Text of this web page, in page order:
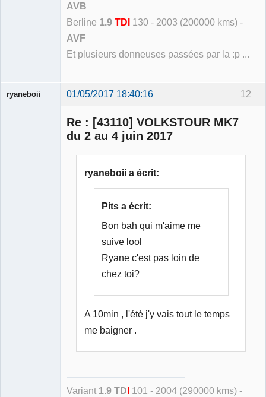
AVB
Berline 1.9 TDI 130 - 2003 (200000 kms) -
AVF
Et plusieurs donneuses passées par la :p ...
12
ryaneboii 01/05/2017 18:40:16
Re : [43110] VOLKSTOUR MK7
du 2 au 4 juin 2017
ryaneboii a écrit:
Pits a écrit:
Bon bah qui m'aime me
suive lool
Ryane c'est pas loin de
chez toi?
A 10min , l'été j'y vais tout le temps
me baigner .
Variant 1.9 TD 101 - 2004 (290000 kms) -